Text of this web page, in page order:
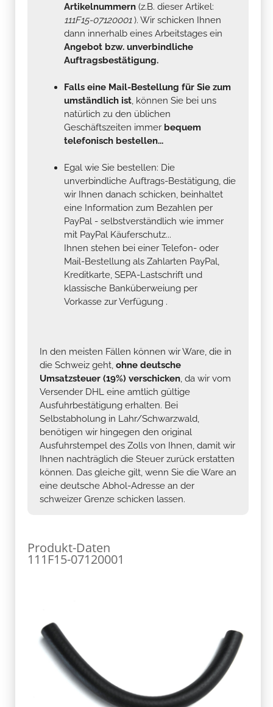
Artikelnummern (z.B. dieser Artikel:
111F15-07120001). Wir schicken Ihnen
dann innerhalb eines Arbeitstages ein
Angebot bzw. unverbindliche
Auftragsbestätigung.
Falls eine Mail-Bestellung für Sie zum
umständlich ist, können Sie bei uns
natürlich zu den üblichen
Geschäftszeiten immer bequem
telefonisch bestellen...
Egal wie Sie bestellen: Die
unverbindliche Auftrags-Bestätigung, die
wir Ihnen danach schicken, beinhaltet
eine Information zum Bezahlen per
PayPal - selbstverständlich wie immer
mit PayPal Käuferschutz...
Ihnen stehen bei einer Telefon- oder
Mail-Bestellung als Zahlarten PayPal,
Kreditkarte, SEPA-Lastschrift und
klassische Banküberweiung per
Vorkasse zur Verfügung .
In den meisten Fällen können wir Ware, die in
die Schweiz geht, ohne deutsche
Umsatzsteuer (19%) verschicken, da wir vom
Versender DHL eine amtlich gültige
Ausfuhrbestätigung erhalten. Bei
Selbstabholung in Lahr/Schwarzwald,
benötigen wir hingegen den original
Ausfuhrstempel des Zolls von Ihnen, damit wir
Ihnen nachträglich die Steuer zurück erstatten
können. Das gleiche gilt, wenn Sie die Ware an
eine deutsche Abhol-Adresse an der
schweizer Grenze schicken lassen.
Produkt-Daten
111F15-07120001